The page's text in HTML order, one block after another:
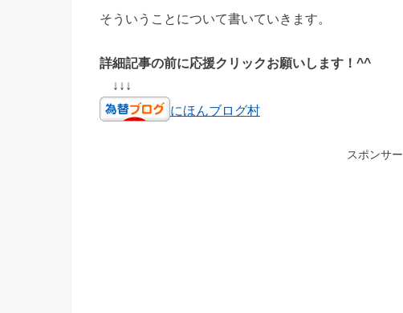
そういうことについて書いていきます。
詳細記事の前に応援クリックお願いします！^^
↓↓↓
にほんブログ村
スポンサ